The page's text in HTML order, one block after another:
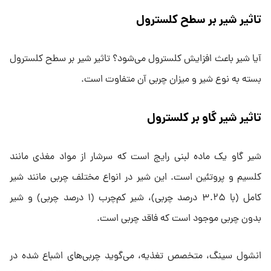
تاثیر شیر بر سطح کلسترول
آیا شیر باعث افزایش کلسترول می‌شود؟ تاثیر شیر بر سطح کلسترول
بسته به نوع شیر و میزان چربی آن متفاوت است.
تاثیر شیر گاو بر کلسترول
شیر گاو یک ماده لبنی رایج است که سرشار از مواد مغذی مانند
کلسیم و پروتئین است. این شیر در انواع مختلف چربی مانند شیر
کامل (با ۳.۲۵ درصد چربی)، شیر کم‌چرب (۱ درصد چربی) و شیر
بدون چربی موجود است که فاقد چربی است.
انشول سینگ، متخصص تغذیه، می‌گوید چربی‌های اشباع شده در